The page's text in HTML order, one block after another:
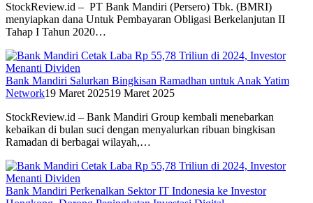
StockReview.id – PT Bank Mandiri (Persero) Tbk. (BMRI)
menyiapkan dana Untuk Pembayaran Obligasi Berkelanjutan II
Tahap I Tahun 2020…
Bank Mandiri Salurkan Bingkisan Ramadhan untuk Anak Yatim
Network19 Maret 202519 Maret 2025
StockReview.id – Bank Mandiri Group kembali menebarkan
kebaikan di bulan suci dengan menyalurkan ribuan bingkisan
Ramadan di berbagai wilayah,…
Bank Mandiri Perkenalkan Sektor IT Indonesia ke Investor